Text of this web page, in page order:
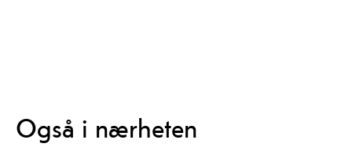
Også i nærheten